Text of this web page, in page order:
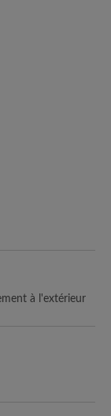
à l'extérieur